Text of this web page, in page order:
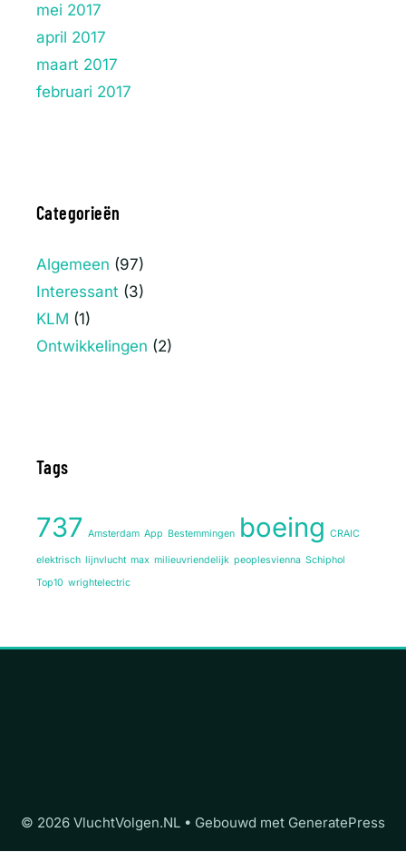
mei 2017
april 2017
maart 2017
februari 2017
Categorieën
Algemeen (97)
Interessant (3)
KLM (1)
Ontwikkelingen (2)
Tags
737 Amsterdam App Bestemmingen boeing CRAIC
elektrisch lijnvlucht max milieuvriendelijk peoplesvienna Schiphol
Top10 wrightelectric
© 2026 VluchtVolgen.NL • Gebouwd met GeneratePress